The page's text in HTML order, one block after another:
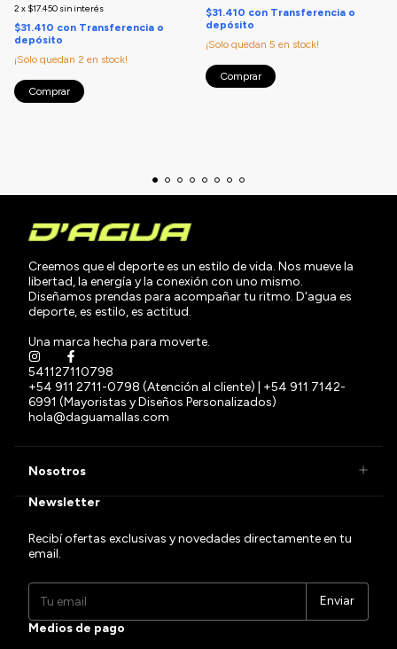
2 x $17.450 sin interés
$31.410 con Transferencia o
depósito
¡Solo quedan 2 en stock!
Comprar
$31.410 con Transferencia o
depósito
¡Solo quedan 5 en stock!
Comprar
Creemos que el deporte es un estilo de vida. Nos mueve la
libertad, la energía y la conexión con uno mismo.
Diseñamos prendas para acompañar tu ritmo. D'agua es
deporte, es estilo, es actitud.
Una marca hecha para moverte.
541127110798
+54 911 2711-0798 (Atención al cliente) | +54 911 7142-
6991 (Mayoristas y Diseños Personalizados)
hola@daguamallas.com
Nosotros
Newsletter
Recibí ofertas exclusivas y novedades directamente en tu
email.
Medios de pago